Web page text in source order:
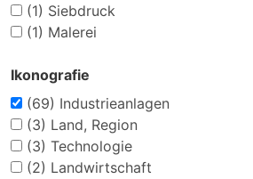
(1) Siebdruck
(1) Malerei
Ikonografie
(69) Industrieanlagen
(3) Land, Region
(3) Technologie
(2) Landwirtschaft